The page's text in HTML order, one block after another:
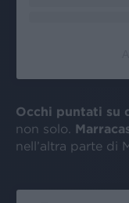
Occhi puntati su
non solo.
nell’altra parte di